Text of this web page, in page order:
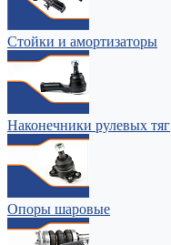
Стойки и амортизаторы
Наконечники рулевых тяг
Опоры шаровые